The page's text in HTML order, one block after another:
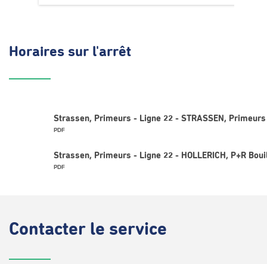
Horaires sur l'arrêt
Strassen, Primeurs - Ligne 22 - STRASSEN, Primeurs
PDF
Strassen, Primeurs - Ligne 22 - HOLLERICH, P+R
PDF
Contacter le service